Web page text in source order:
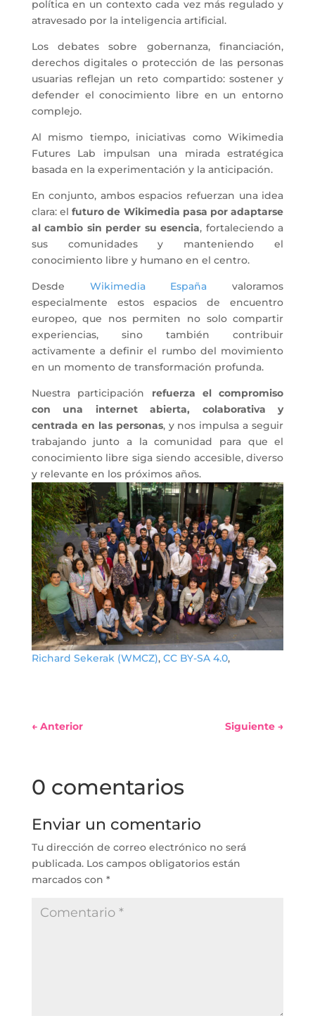
política en un contexto cada vez más regulado y
atravesado por la inteligencia artificial.
Los debates sobre gobernanza, financiación,
derechos digitales o protección de las personas
usuarias reflejan un reto compartido: sostener y
defender el conocimiento libre en un entorno
complejo.
Al mismo tiempo, iniciativas como Wikimedia
Futures Lab impulsan una mirada estratégica
basada en la experimentación y la anticipación.
En conjunto, ambos espacios refuerzan una idea
clara: elfuturo de Wikimedia pasa por adaptarse
al cambio sin perder su esencia, fortaleciendo a
sus comunidades y manteniendo el
conocimiento libre y humano en el centro.
Desde Wikimedia España valoramos
especialmente estos espacios de encuentro
europeo, que nos permiten no solo compartir
experiencias, sino también contribuir
activamente a definir el rumbo del movimiento
en un momento de transformación profunda.
Nuestra participación refuerza el compromiso
con una internet abierta, colaborativa y
centrada en las personas, y nos impulsa a seguir
trabajando junto a la comunidad para que el
conocimiento libre siga siendo accesible, diverso
y relevante en los próximos años.
Richard Sekerak (WMCZ), CC BY-SA 4.0,
← Anterior Siguiente →
0 comentarios
Enviar un comentario
Tu dirección de correo electrónico no será
publicada. Los campos obligatorios están
marcados con *